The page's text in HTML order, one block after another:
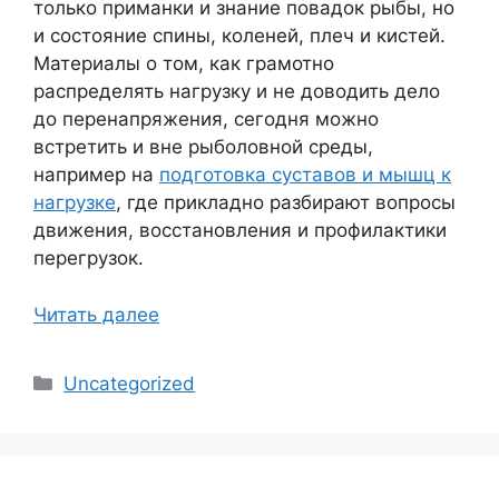
только приманки и знание повадок рыбы, но
и состояние спины, коленей, плеч и кистей.
Материалы о том, как грамотно
распределять нагрузку и не доводить дело
до перенапряжения, сегодня можно
встретить и вне рыболовной среды,
например на подготовка суставов и мышц к
нагрузке, где прикладно разбирают вопросы
движения, восстановления и профилактики
перегрузок.
Читать далее
Рубрики
Uncategorized